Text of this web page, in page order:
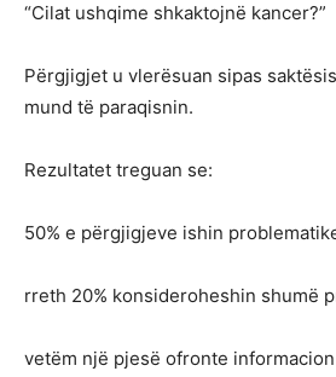
“Cilat ushqime shkaktojnë kancer?”
Përgjigjet u vlerësuan sipas
mund të paraqisnin.
Rezultatet treguan se:
50% e përgjigjeve ishin
rreth 20% konsideroheshin shumë
vetëm një pjesë ofronte